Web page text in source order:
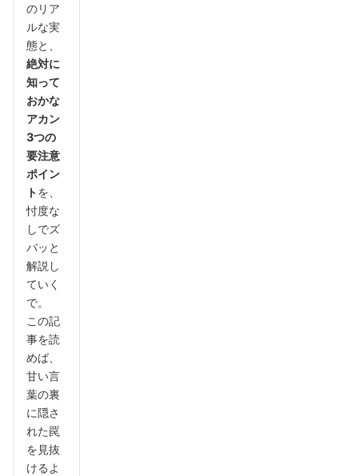
のリア
ルな実
態と、
絶対に
知って
おかな
アカン
3つの
要注意
ポイン
トを、
忖度な
しでズ
バッと
解説し
ていく
で。
この記
事を読
めば、
甘い言
葉の裏
に隠さ
れた罠
を見抜
けるよ